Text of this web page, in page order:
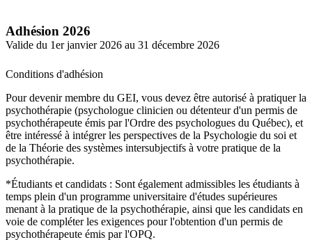
Adhésion 2026
Valide du 1er janvier 2026 au 31 décembre 2026
Conditions d'adhésion
Pour devenir membre du GEI, vous devez être autorisé à pratiquer la
psychothérapie (psychologue clinicien ou détenteur d'un permis de
psychothérapeute émis par l'Ordre des psychologues du Québec), et
être intéressé à intégrer les perspectives de la Psychologie du soi et
de la Théorie des systèmes intersubjectifs à votre pratique de la
psychothérapie.
*Étudiants et candidats : Sont également admissibles les étudiants à
temps plein d'un programme universitaire d'études supérieures
menant à la pratique de la psychothérapie, ainsi que les candidats en
voie de compléter les exigences pour l'obtention d'un permis de
psychothérapeute émis par l'OPQ.